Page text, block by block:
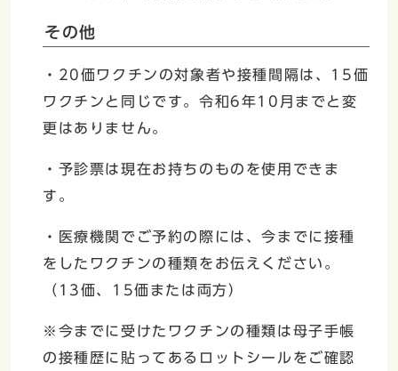
その他
・20価ワクチンの対象者や接種間隔は、15価
ワクチンと同じです。令和6年10月までと変
更はありません。
・予診票は現在お持ちのものを使用できま
す。
・医療機関でご予約の際には、今までに接種
をしたワクチンの種類をお伝えください。
（13価、15価または両方）
※今までに受けたワクチンの種類は母子手帳
の接種歴に貼ってあるロットシールをご確認